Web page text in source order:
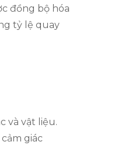
đồng bộ hóa
tỷ lệ quay
và vật liệu.
giác